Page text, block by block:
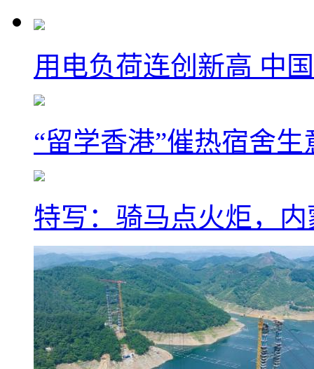
用电负荷连创新高 中
“留学香港”催热宿舍
特写：骑马点火炬，